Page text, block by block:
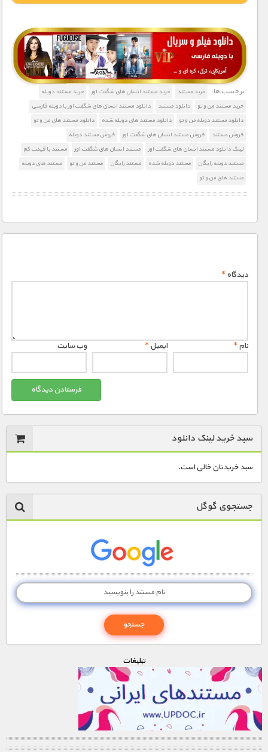
1900 تومان – خريد لينک دانلود (افزودن به سبد خريد)
برچسب ها: خرید مستند خرید مستند انسان های شگفت اور
خرید مستند دوبله
خرید مستند من و تو
دانلود مستند
دانلود مستند انسان های شگفت اور با دوبله فارسی
دانلود مستند دوبله من و تو
دانلود مستند های دوبله شده
دانلود مستند های من و تو
فروش مستند
فروش مستند انسان های شگفت اور
فروش مستند دوبله
لینک دانلود مستند انسان های شگفت اور
مستند انسان های شگفت اور
مستند با قیمت کم
مستند دوبله رایگان
مستند دوبله شده مستند رایگان مستند من و تو
مستند های دوبله
مستند های من و تو
دیدگاه*
نام* ایمیل* وب‌ سایت
سبد خرید لینک دانلود
سبد خریدتان خالی است.
جستجوی گوگل
تبليغات